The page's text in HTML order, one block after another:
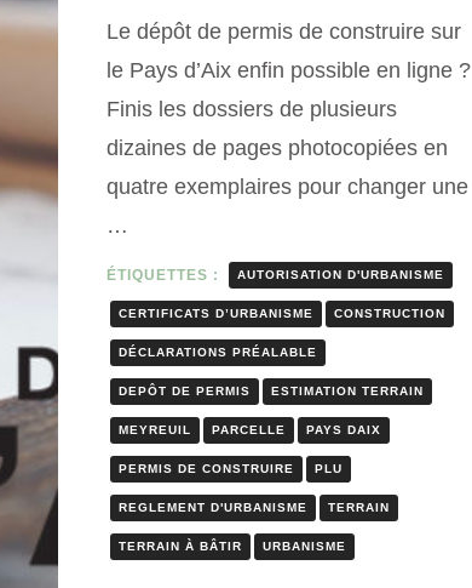
Le dépôt de permis de construire sur
le Pays d’Aix enfin possible en ligne ?
Finis les dossiers de plusieurs
dizaines de pages photocopiées en
quatre exemplaires pour changer une
…
ÉTIQUETTES : AUTORISATION D'URBANISME
CERTIFICATS D’URBANISME CONSTRUCTION
DÉCLARATIONS PRÉALABLE
DEPÔT DE PERMIS ESTIMATION TERRAIN
MEYREUIL PARCELLE PAYS DAIX
PERMIS DE CONSTRUIRE PLU
REGLEMENT D'URBANISME TERRAIN
TERRAIN À BÂTIR URBANISME